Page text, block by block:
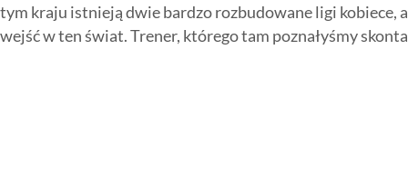
tym kraju istnieją dwie bardzo rozbudowane ligi kobiece,
wejść w ten świat. Trener, którego tam poznałyśmy